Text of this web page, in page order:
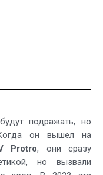
подражать, но
он вышел на
Protro, они сразу
но вызвали